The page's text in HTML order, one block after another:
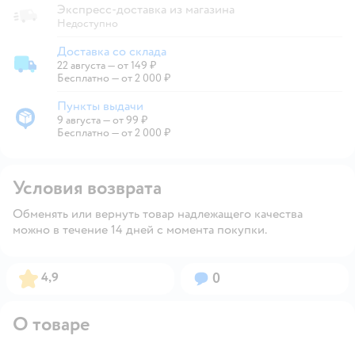
Экспресс-доставка из магазина
Недоступно
Доставка со склада
Доставка со склада
22 августа—от 149 ₽
Бесплатно — от 2 000 ₽
Пункты выдачи
Пункты выдачи
9 августа—от 99 ₽
Бесплатно — от 2 000 ₽
Условия возврата
Обменять или вернуть товар надлежащего качества
можно в течение 14 дней с момента покупки.
Рейтинг:
4,9 Вопросов:
0
О товаре